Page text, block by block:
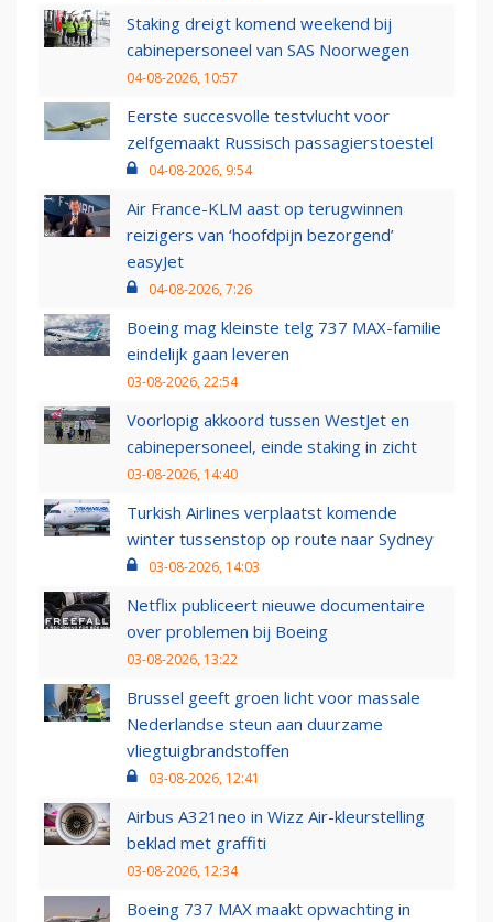
Staking dreigt komend weekend bij
cabinepersoneel van SAS Noorwegen
04-08-2026, 10:57
Eerste succesvolle testvlucht voor
zelfgemaakt Russisch passagierstoestel
04-08-2026, 9:54
Air France-KLM aast op terugwinnen
reizigers van ‘hoofdpijn bezorgend’
easyJet
04-08-2026, 7:26
Boeing mag kleinste telg 737 MAX-familie
eindelijk gaan leveren
03-08-2026, 22:54
Voorlopig akkoord tussen WestJet en
cabinepersoneel, einde staking in zicht
03-08-2026, 14:40
Turkish Airlines verplaatst komende
winter tussenstop op route naar Sydney
03-08-2026, 14:03
Netflix publiceert nieuwe documentaire
over problemen bij Boeing
03-08-2026, 13:22
Brussel geeft groen licht voor massale
Nederlandse steun aan duurzame
vliegtuigbrandstoffen
03-08-2026, 12:41
Airbus A321neo in Wizz Air-kleurstelling
beklad met graffiti
03-08-2026, 12:34
Boeing 737 MAX maakt opwachting in